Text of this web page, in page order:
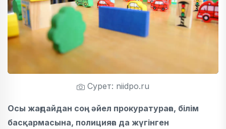
Сурет: niidpo.ru
Осы жағдайдан соң әйел прокуратураға, білім
басқармасына, полицияға да жүгінген